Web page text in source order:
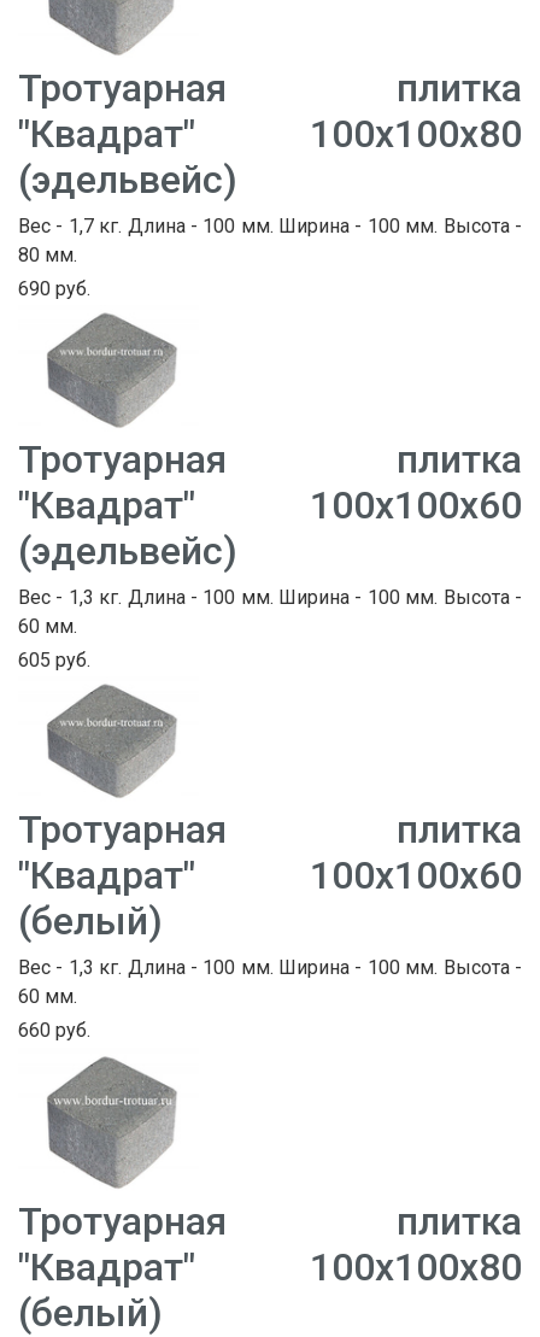
Тротуарная плитка
"Квадрат" 100х100х80
(эдельвейс)
Вес - 1,7 кг. Длина - 100 мм. Ширина - 100 мм. Высота -
80 мм.
690 руб.
Тротуарная плитка
"Квадрат" 100х100х60
(эдельвейс)
Вес - 1,3 кг. Длина - 100 мм. Ширина - 100 мм. Высота -
60 мм.
605 руб.
Тротуарная плитка
"Квадрат" 100х100х60
(белый)
Вес - 1,3 кг. Длина - 100 мм. Ширина - 100 мм. Высота -
60 мм.
660 руб.
Тротуарная плитка
"Квадрат" 100х100х80
(белый)